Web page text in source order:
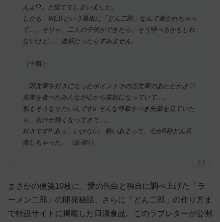
んよ!?」と慌ててしまいました。
しかも、WEBという黒板に「どん二郎」なんて書かれちゃっ
て…。そりゃ、二人の子供ができたら、そう呼べるかもしれ
ないけど…。迷惑だったらすみません。
（中略）
二郎先輩を好きになったポイントその①先輩のあたたかさ♡
先輩を食べたみんなが心から笑顔になっていて…。
私もそうなりたいんです!! そんな尊敬すべき先輩を見ていた
ら、出汁が熱くなってきて…。
好きです!! あっ、いけない、勢いあまって、心が0秒どん兵
衛しちゃった。（反省//）
まさかの便箋10枚に、愛の告白と独自に調べ上げた「ラ
ーメン二郎」の開発秘話、さらに「どん二郎」の作り方ま
で特設サイトに掲載した日清食品。このラブレターが公開